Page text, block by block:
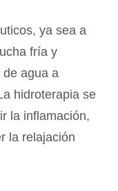
ya sea a
fría y
agua a
hidroterapia se
la inflamación,
la relajación